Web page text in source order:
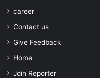
career
Contact us
Give Feedback
Home
Join Reporter